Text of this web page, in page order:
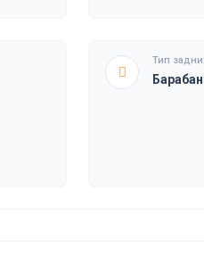
Тип